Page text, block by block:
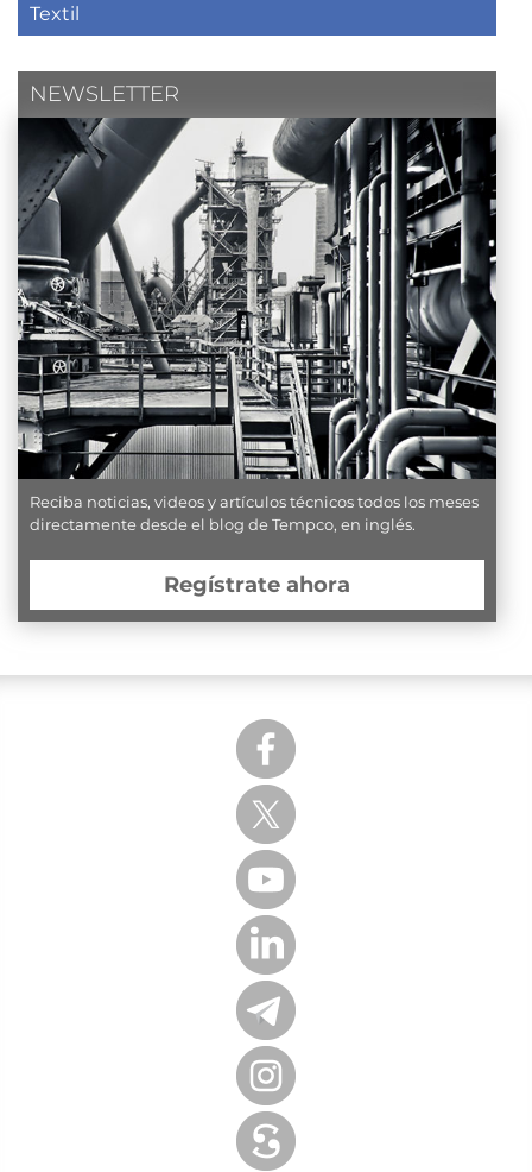
Textil
NEWSLETTER
Reciba noticias, videos y artículos técnicos todos los meses
directamente desde el blog de Tempco, en inglés.
Regístrate ahora